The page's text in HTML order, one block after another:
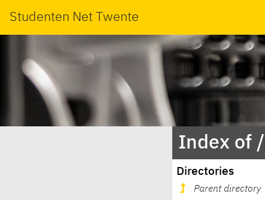
Studenten Net Twente
Index of
Directories
Parent directory